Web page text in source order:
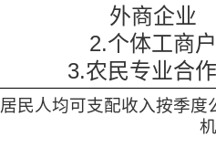
外商企业
2.个体工商户
3.农民专业合
居民人均可支配收入按季